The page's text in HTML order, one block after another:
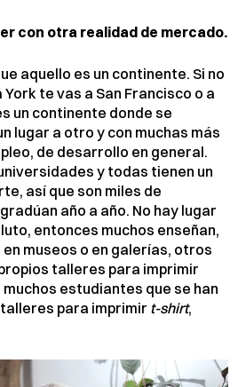
con otra realidad de mercado.
aquello es un continente. Si no
te vas a San Francisco o a
un continente donde se
lugar a otro y con muchas más
de desarrollo en general.
y todas tienen un
así que son miles de
año a año. No hay lugar
entonces muchos enseñan,
museos o en galerías, otros
talleres para imprimir
estudiantes que se han
para imprimir t-shirt,